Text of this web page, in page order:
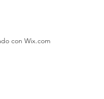
con Wix.com